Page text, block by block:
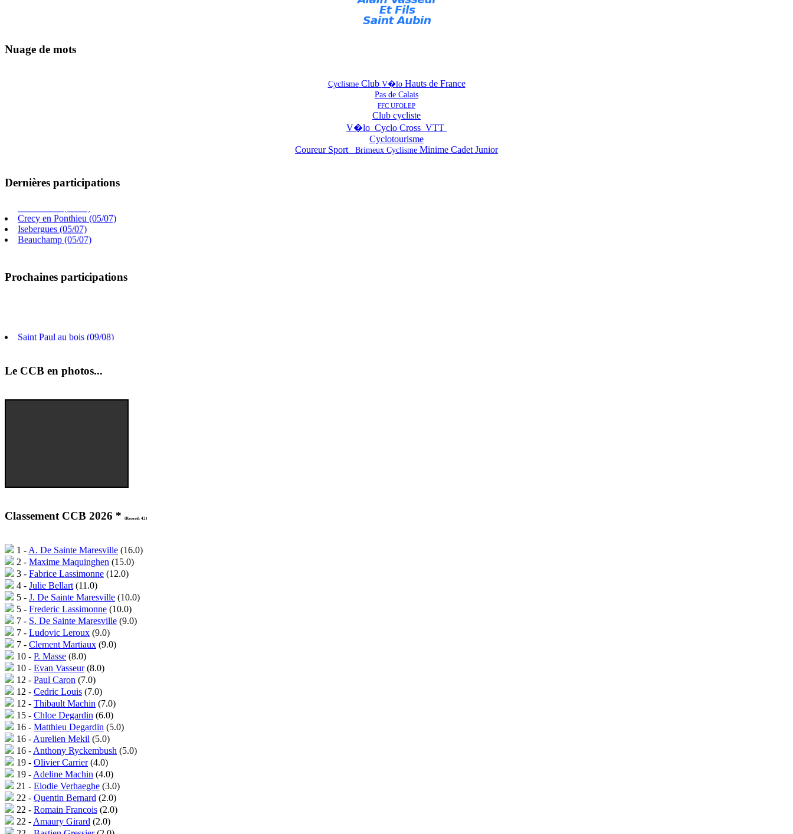
Nuage de mots
CyclismeClub V�loHauts de France
Pas de Calais
FFC UFOLEP
Club cycliste
V�lo Cyclo Cross VTT
Cyclotourisme
Coureur Sport Brimeux Cyclisme Minime Cadet Junior
Dernières participations
Gouy Saint Andre (26/07)
Cambligneul (14/07)
Crecy en Ponthieu (05/07)
Isebergues (05/07)
Beauchamp (05/07)
Frevillers (14/06)
Prochaines participations
Saint Paul au bois (09/08)
Arras (26/08)
Le CCB en photos...
Classement CCB 2026 * (Record: 42)
1 - A. De Sainte Maresville (16.0)
2 - Maxime Maquinghen (15.0)
3 - Fabrice Lassimonne (12.0)
4 - Julie Bellart (11.0)
5 - J. De Sainte Maresville (10.0)
5 - Frederic Lassimonne (10.0)
7 - S. De Sainte Maresville (9.0)
7 - Ludovic Leroux (9.0)
7 - Clement Martiaux (9.0)
10 - P. Masse (8.0)
10 - Evan Vasseur(8.0)
12 - Paul Caron (7.0)
12 - Cedric Louis (7.0)
12 - Thibault Machin (7.0)
15 - Chloe Degardin (6.0)
16 - Matthieu Degardin (5.0)
16 - Aurelien Mekil (5.0)
16 - Anthony Ryckembush (5.0)
19 - Olivier Carrier(4.0)
19 - Adeline Machin (4.0)
21 - Elodie Verhaeghe (3.0)
22 - Quentin Bernard (2.0)
22 - Romain Francois (2.0)
22 - Amaury Girard (2.0)